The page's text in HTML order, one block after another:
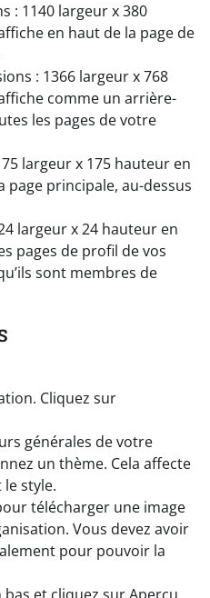
: 1140 largeur x 380
en haut de la page de
: 1366 largeur x 768
comme un arrière-
les pages de votre
largeur x 175 hauteur en
page principale, au-dessus
largeur x 24 hauteur en
pages de profil de vos
sont membres de
Cliquez sur
générales de votre
un thème. Cela affecte
style.
télécharger une image
Vous devez avoir
pour pouvoir la
bas et cliquez sur Aperçu